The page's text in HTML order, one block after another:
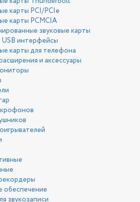
карты PCI/PCIe
карты PCMCIA
звуковые карты
интерфейсы
карты для телефона
и аксессуары
обеспечение
звукозаписи